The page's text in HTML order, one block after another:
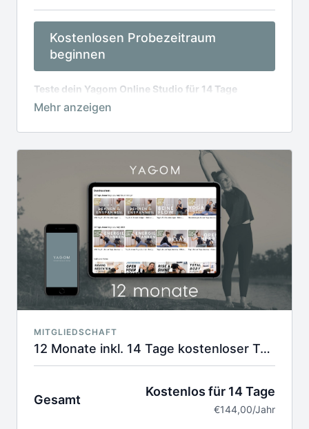
Kostenlosen Probezeitraum
beginnen
Teste dein Yagom Online Studio für 14 Tage
kostenlos. Jederzeit kündbar.
Monat. Die Abrechnung erfolgt halbjährlich für 90,00
€.
MITGLIEDSCHAFT
12 Monate inkl. 14 Tage kostenloser Testphase
Gesamt
Kostenlos für 14 Tage
€144,00/Jahr